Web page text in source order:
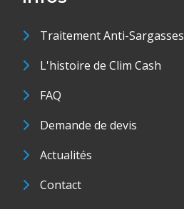
Traitement Anti-Sargasses
L'histoire de Clim Cash
FAQ
Demande de devis
Actualités
Contact